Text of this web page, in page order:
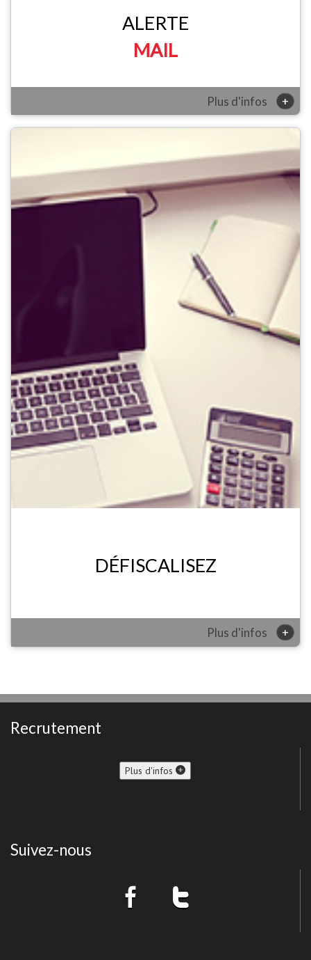
ALERTE
MAIL
Plus d'infos +
DÉFISCALISEZ
Plus d'infos +
Recrutement
Plus d'infos
Suivez-nous